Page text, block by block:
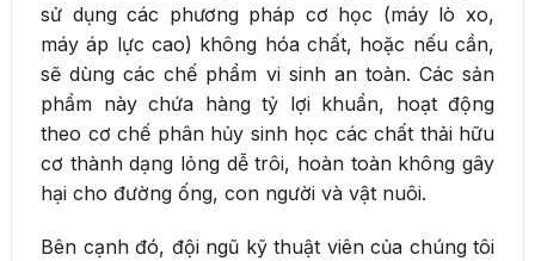
sử dụng các phương pháp cơ học (máy lò xo,
máy áp lực cao) không hóa chất, hoặc nếu cần,
sẽ dùng các chế phẩm vi sinh an toàn. Các sản
phẩm này chứa hàng tỷ lợi khuẩn, hoạt động
theo cơ chế phân hủy sinh học các chất thải hữu
cơ thành dạng lỏng dễ trôi, hoàn toàn không gây
hại cho đường ống, con người và vật nuôi.
Bên cạnh đó, đội ngũ kỹ thuật viên của chúng tôi